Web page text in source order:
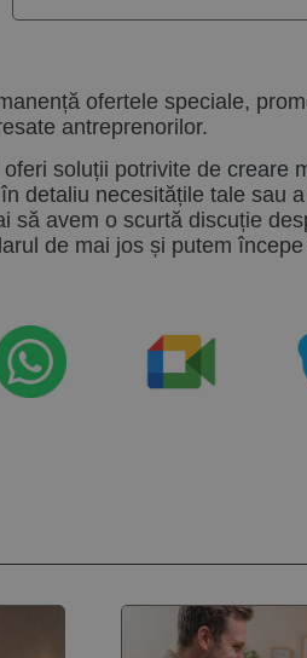
ofertele speciale,
antreprenorilor.
soluții potrivite de creare
detaliu necesitățile tale sau
să avem o scurtă discuție
de mai jos și putem